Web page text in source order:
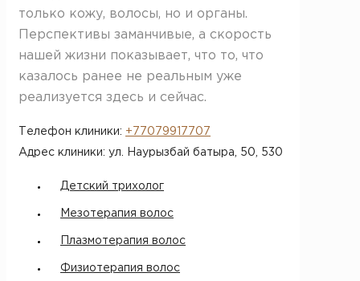
только кожу, волосы, но и органы.
Перспективы заманчивые, а скорость
нашей жизни показывает, что то, что
казалось ранее не реальным уже
реализуется здесь и сейчас.
Телефон клиники: +77079917707
Адрес клиники: ул. Наурызбай батыра, 50​, 530
Детский трихолог
Мезотерапия волос
Плазмотерапия волос
Физиотерапия волос